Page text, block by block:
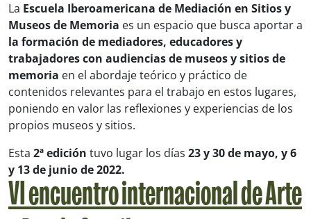
La Escuela Iberoamericana de Mediación en Sitios y
Museos de Memoria es un espacio que busca aportar a
la formación de mediadores, educadores y
trabajadores con audiencias de museos y sitios de
memoria en el abordaje teórico y práctico de
contenidos relevantes para el trabajo en estos lugares,
poniendo en valor las reflexiones y experiencias de los
propios museos y sitios.
Esta 2ª edición tuvo lugar los días 23 y 30 de mayo, y 6
y 13 de junio de 2022.
VI encuentro internacional de Arte